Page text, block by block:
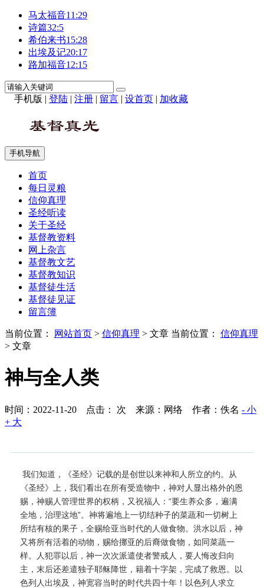
马太福音11:29
诗篇32:5
希伯来书15:28
出埃及记20:17
路加福音12:15
手机版 | 登陆 | 注册 | 留言 | 设首页 | 加收藏
手机导航
首页
每日灵粮
信仰真理
圣经听读
关于圣经
基督教资料
网上杂言
基督教文艺
基督教知识
基督徒生活
基督徒见证
留言簿
当前位置： 网站首页 > 信仰真理 > 文章 当前位置： 信仰真理
> 文章
神与全人类
时间：2022-11-20 点击： 次 来源：网络 作者：佚名 - 小
+ 大
我们知道，《圣经》记载的是创世以来神和人所立的约。从
《圣经》上，我们看出在所有受造物中，神对人显出格外的恩
赐，神赐人管理世界的权柄，又祝福人：“要生养众多，遍满
全地，治理这地”。神将遍地上一切结种子的菜蔬和一切树上
所结有核的果子，全赐给亚当时代的人做食物。洪水以后，神
又将所有活着的动物，赐给挪亚的后裔做食物，如同菜蔬一
样。人犯罪以后，神一次次派遣使者警戒人，要人悔改归向
主，末后还差遣独子耶稣降世，籍着十字架，完成了救恩。以
色列人出埃及，神宽容当时的时代共四十年！以色列人求立